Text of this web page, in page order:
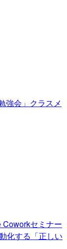
強会」クラスメ
Coworkセミナー
化する「正しい